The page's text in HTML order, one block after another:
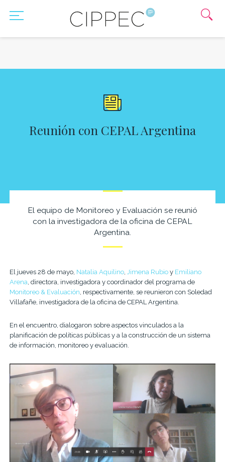
Reunión con CEPAL Argentina
El equipo de Monitoreo y Evaluación se reunió
con la investigadora de la oficina de CEPAL
Argentina.
El jueves 28 de mayo, Natalia Aquilino, Jimena Rubioy Emiliano
Arena , directora, investigadora y coordinador del programa de
Monitoreo & Evaluación , respectivamente, se reunieron con Soledad
Villafañe, investigadora de la oficina de CEPAL Argentina.
En el encuentro, dialogaron sobre aspectos vinculados a la
planificación de políticas públicas y a la construcción de un sistema
de información, monitoreo y evaluación.